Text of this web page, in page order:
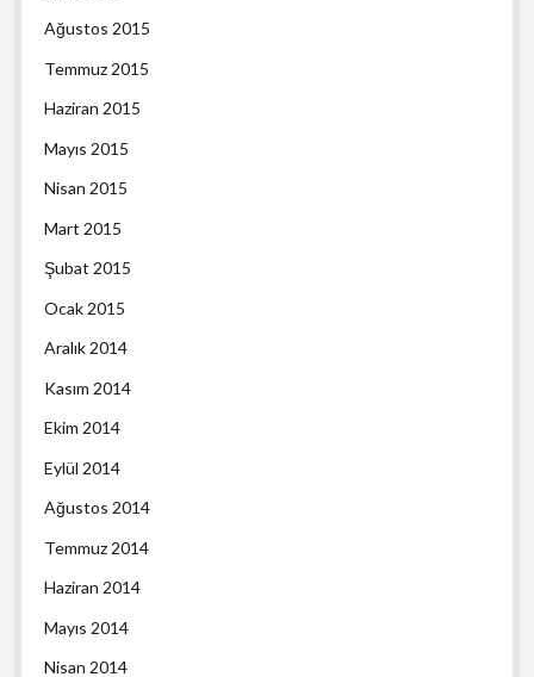
Ağustos 2015
Temmuz 2015
Haziran 2015
Mayıs 2015
Nisan 2015
Mart 2015
Şubat 2015
Ocak 2015
Aralık 2014
Kasım 2014
Ekim 2014
Eylül 2014
Ağustos 2014
Temmuz 2014
Haziran 2014
Mayıs 2014
Nisan 2014